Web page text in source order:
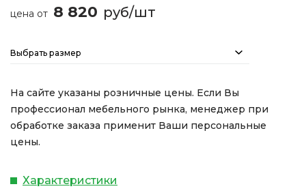
цена от 8 820 руб/шт
Выбрать размер
На сайте указаны розничные цены. Если Вы
профессионал мебельного рынка, менеджер при
обработке заказа применит Ваши персональные
цены.
Характеристики